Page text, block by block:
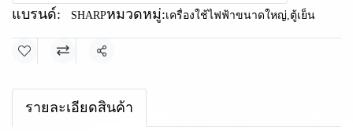
แบรนด์: SHARPหมวดหมู่:เครื่องใช้ไฟฟ้าขนาดใหญ่,ตู้เย็น
แชร์
รายละเอียดสินค้า